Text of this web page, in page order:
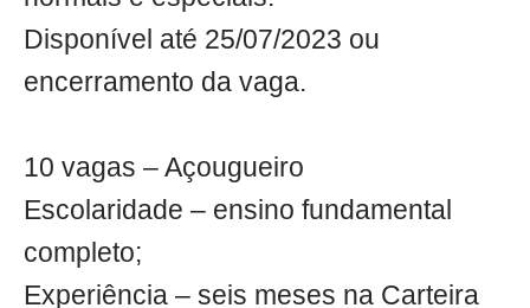
Disponível até 25/07/2023 ou
encerramento da vaga.
10 vagas – Açougueiro
Escolaridade – ensino fundamental
completo;
Experiência – seis meses na Carteira